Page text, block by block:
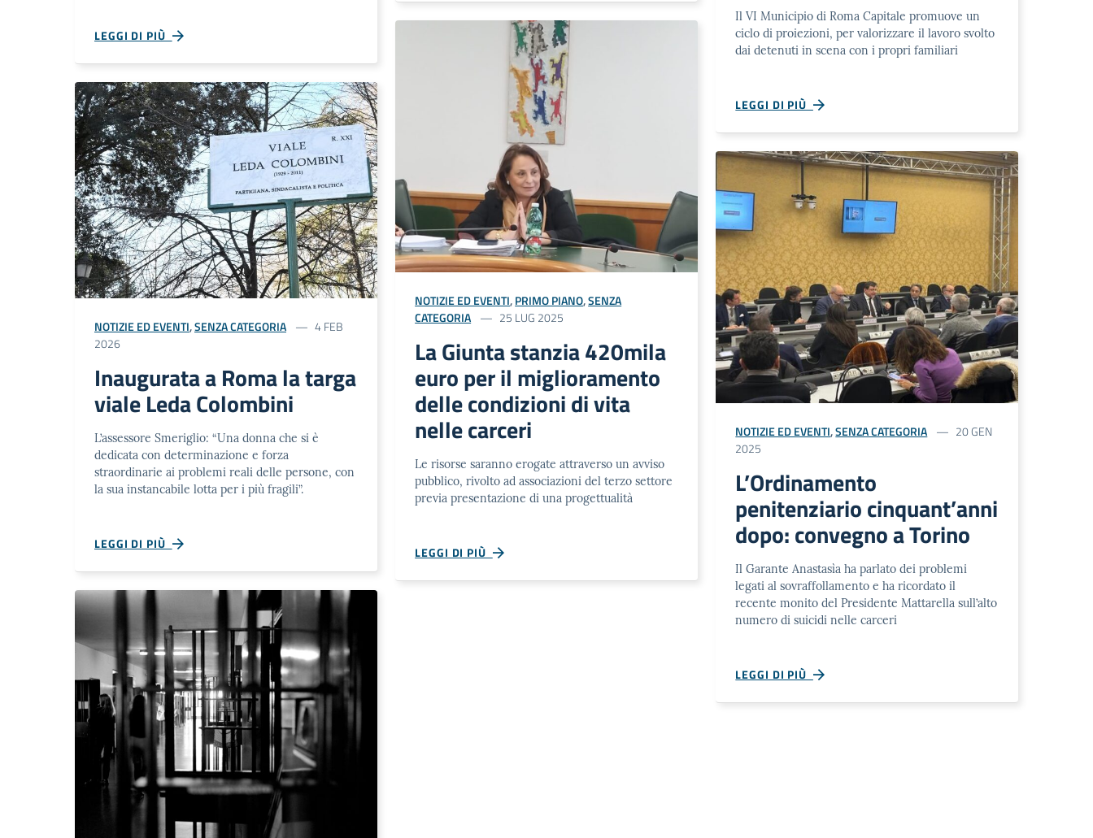
LEGGI DI PIÙ
NOTIZIE ED EVENTI,SENZA CATEGORIA
4 FEB
2026
Inaugurata a Roma la targa
viale Leda Colombini
L’assessore Smeriglio: “Una donna che si è
dedicata con determinazione e forza
straordinarie ai problemi reali delle persone, con
la sua instancabile lotta per i più fragili”.
LEGGI DI PIÙ
NOTIZIE ED EVENTI,PRIMO PIANO,SENZA
CATEGORIA
25 LUG 2025
La Giunta stanzia 420mila
euro per il miglioramento
delle condizioni di vita
nelle carceri
Le risorse saranno erogate attraverso un avviso
pubblico, rivolto ad associazioni del terzo settore
previa presentazione di una progettualità
LEGGI DI PIÙ
Il VI Municipio di Roma Capitale promuove un
ciclo di proiezioni, per valorizzare il lavoro svolto
dai detenuti in scena con i propri familiari
LEGGI DI PIÙ
NOTIZIE ED EVENTI,SENZA CATEGORIA
20 GEN
2025
L’Ordinamento
penitenziario cinquant’anni
dopo: convegno a Torino
Il Garante Anastasìa ha parlato dei problemi
legati al sovraffollamento e ha ricordato il
recente monito del Presidente Mattarella sull’alto
numero di suicidi nelle carceri
LEGGI DI PIÙ